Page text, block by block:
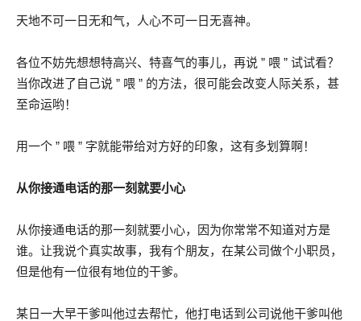
天地不可一日无和气，人心不可一日无喜神。
各位不妨先想想特高兴、特喜气的事儿，再说 ” 喂 ” 试试看？
当你改进了自己说 ” 喂 ” 的方法，很可能会改变人际关系，甚
至命运哟！
用一个 ” 喂 ” 字就能带给对方好的印象，这有多划算啊！
从你接通电话的那一刻就要小心
从你接通电话的那一刻就要小心，因为你常常不知道对方是
谁。让我说个真实故事，我有个朋友，在某公司做个小职员，
但是他有一位很有地位的干爹。
某日一大早干爹叫他过去帮忙，他打电话到公司说他干爹叫他